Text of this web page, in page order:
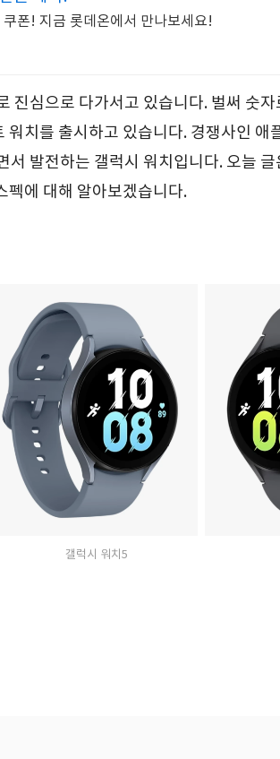
폰! 지금 롯데온에서 만나보세요!
진심으로 다가서고 있습니다. 벌써 숫
치를 출시하고 있습니다. 경쟁사인 애
서 발전하는 갤럭시 워치입니다. 오늘
펙에 대해 알아보겠습니다.
갤럭시 워치5